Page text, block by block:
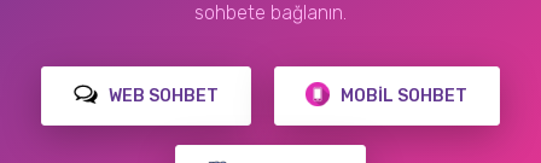
sohbete bağlanın.
WEB SOHBET MOBIL SOHBET